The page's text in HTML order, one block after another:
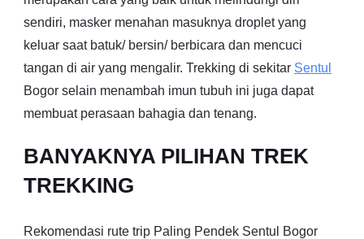
sendiri, masker menahan masuknya droplet yang
keluar saat batuk/ bersin/ berbicara dan mencuci
tangan di air yang mengalir. Trekking di sekitar Sentul
Bogor selain menambah imun tubuh ini juga dapat
membuat perasaan bahagia dan tenang.
BANYAKNYA PILIHAN TREK
TREKKING
Rekomendasi rute trip Paling Pendek Sentul Bogor